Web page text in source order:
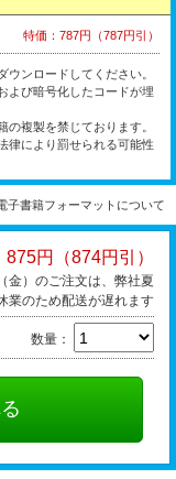
特価：787円（787円引）
ンロードしてください。
よび暗号化したコードが埋
複製を禁じております。
律により罰せられる可能性
子書籍フォーマットについて
875円（874円引）
金）のご注文は、弊社夏
業のため配送が遅れます
数量：